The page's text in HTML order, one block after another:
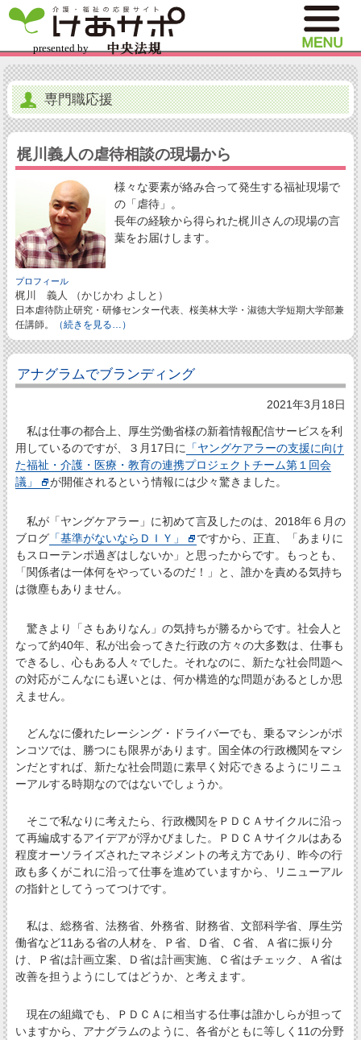
専門職応援
梶川義人の虐待相談の現場から
様々な要素が絡み合って発生する福祉現場で
の「虐待」。
長年の経験から得られた梶川さんの現場の言
葉をお届けします。
プロフィール
梶川 義人 （かじかわ よしと）
日本虐待防止研究・研修センター代表、桜美林大学・淑徳大学短期大学部兼
任講師。
（続きを見る…）
アナグラムでブランディング
2021年3月18日
私は仕事の都合上、厚生労働省様の新着情報配信サービスを利
用しているのですが、３月17日に
「ヤングケアラーの支援に向け
た福祉・介護・医療・教育の連携プロジェクトチーム第１回会
議」
が開催されるという情報には少々驚きました。
私が「ヤングケアラー」に初めて言及したのは、2018年６月の
ブログ「基準がないならＤＩＹ」
ですから、正直、「あまりに
もスローテンポ過ぎはしないか」と思ったからです。もっとも、
「関係者は一体何をやっているのだ！」と、誰かを責める気持ち
は微塵もありません。
驚きより「さもありなん」の気持ちが勝るからです。社会人と
なって約40年、私が出会ってきた行政の方々の大多数は、仕事も
できるし、心もある人々でした。それなのに、新たな社会問題へ
の対応がこんなにも遅いとは、何か構造的な問題があるとしか思
えません。
どんなに優れたレーシング・ドライバーでも、乗るマシンがポ
ンコツでは、勝つにも限界があります。国全体の行政機関をマシ
ンだとすれば、新たな社会問題に素早く対応できるようにリニュ
ーアルする時期なのではないでしょうか。
そこで私なりに考えたら、行政機関をＰＤＣＡサイクルに沿っ
て再編成するアイデアが浮かびました。ＰＤＣＡサイクルはある
程度オーソライズされたマネジメントの考え方であり、昨今の行
政も多くがこれに沿って仕事を進めていますから、リニューアル
の指針としてうってつけです。
私は、総務省、法務省、外務省、財務省、文部科学省、厚生労
働省など11ある省の人材を、Ｐ省、Ｄ省、Ｃ省、Ａ省に振り分
け、Ｐ省は計画立案、Ｄ省は計画実施、Ｃ省はチェック、Ａ省は
改善を担うようにしてはどうか、と考えます。
現在の組織でも、ＰＤＣＡに相当する仕事は誰かしらが担って
いますから、アナグラムのように、各省がともに等しく11の分野